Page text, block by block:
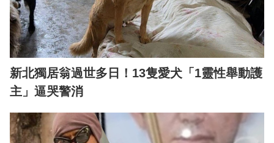
新北獨居翁過世多日！13隻愛犬「1靈性舉動護
主」逼哭警消